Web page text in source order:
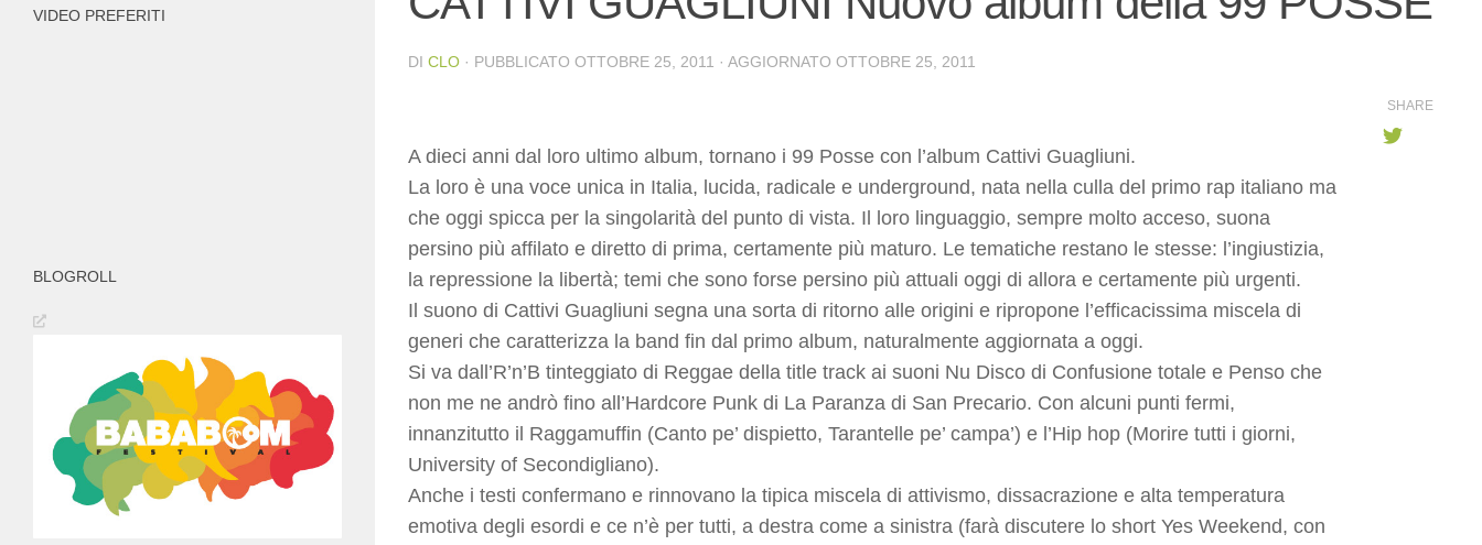
DI CLO · PUBBLICATO OTTOBRE 25, 2011 · AGGIORNATO OTTOBRE 25, 2011
A dieci anni dal loro ultimo album, tornano i 99 Posse con l’album Cattivi Guagliuni.
La loro è una voce unica in Italia, lucida, radicale e underground, nata nella culla del primo rap italiano ma
che oggi spicca per la singolarità del punto di vista. Il loro linguaggio, sempre molto acceso, suona
persino più affilato e diretto di prima, certamente più maturo. Le tematiche restano le stesse: l’ingiustizia,
la repressione la libertà; temi che sono forse persino più attuali oggi di allora e certamente più urgenti.
Il suono di Cattivi Guagliuni segna una sorta di ritorno alle origini e ripropone l’efficacissima miscela di
generi che caratterizza la band fin dal primo album, naturalmente aggiornata a oggi.
Si va dall’R’n’B tinteggiato di Reggae della title track ai suoni Nu Disco di Confusione totale e Penso che
non me ne andrò fino all’Hardcore Punk di La Paranza di San Precario. Con alcuni punti fermi,
innanzitutto il Raggamuffin (Canto pe’ dispietto, Tarantelle pe’ campa’) e l’Hip hop (Morire tutti i giorni,
University of Secondigliano).
Anche i testi confermano e rinnovano la tipica miscela di attivismo, dissacrazione e alta temperatura
emotiva degli esordi e ce n’è per tutti, a destra come a sinistra (farà discutere lo short Yes Weekend, con
SHARE
VIDEO PREFERITI
BLOGROLL